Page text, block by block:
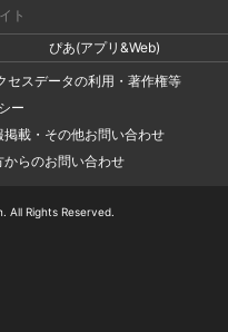
ト
ぴあ(アプリ&Web)
セスデータの利用・著作権等
ー
載・その他お問い合わせ
らのお問い合わせ
All Rights Reserved.